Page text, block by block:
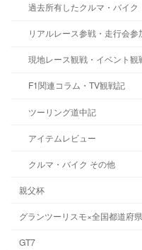
過去所有したクルマ・バイク
リアルレース参戦・走行会参
現地レース観戦・イベント観
F1関連コラム・TV観戦記
ツーリング道中記
アイテムレビュー
クルマ・バイク その他
親父杯
グランツーリスモ×全国都道府
GT7